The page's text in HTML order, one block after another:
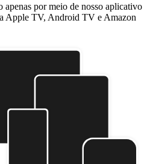
apenas por meio de nosso aplicativo
Apple TV, Android TV e Amazon